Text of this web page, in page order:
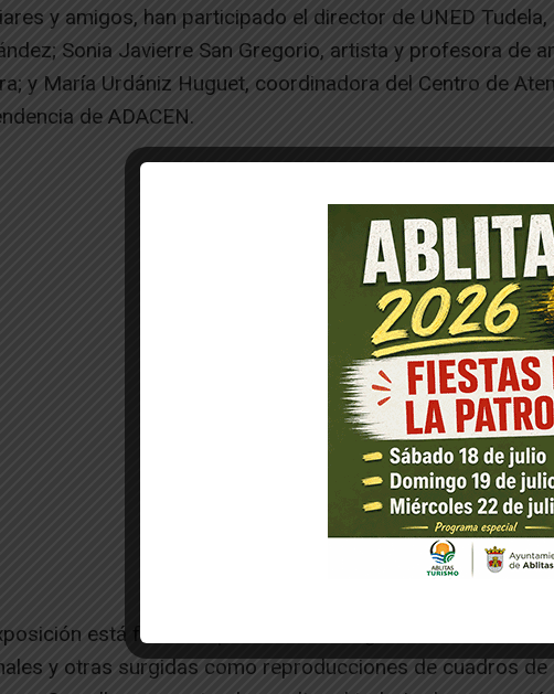
y amigos, han participado el director de UNED Tudela,
Sonia Javierre San Gregorio, artista y profesora de
y María Urdániz Huguet, coordinadora del Centro de
de ADACEN.
está formada por 14 obras, algunas nacidas de
y otras surgidas como reproducciones de cuadros de